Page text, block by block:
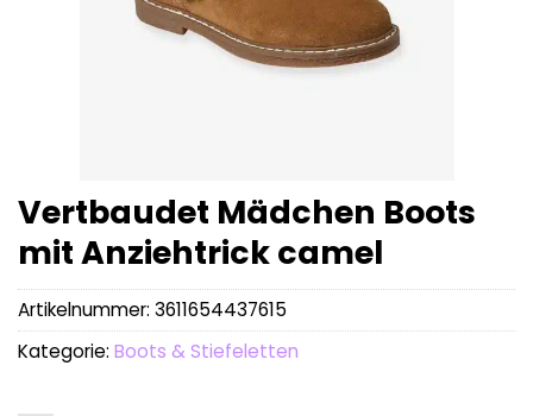
Vertbaudet Mädchen Boots
mit Anziehtrick camel
Artikelnummer: 3611654437615
Kategorie: Boots & Stiefeletten